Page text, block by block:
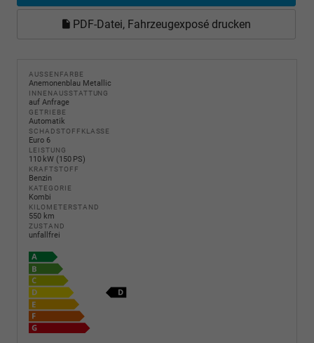
PDF-Datei, Fahrzeugexposé drucken
AUSSENFARBE
Anemonenblau Metallic
INNENAUSSTATTUNG
auf Anfrage
GETRIEBE
Automatik
SCHADSTOFFKLASSE
Euro 6
LEISTUNG
110 kW (150 PS)
KRAFTSTOFF
Benzin
KATEGORIE
Kombi
KILOMETERSTAND
550 km
ZUSTAND
unfallfrei